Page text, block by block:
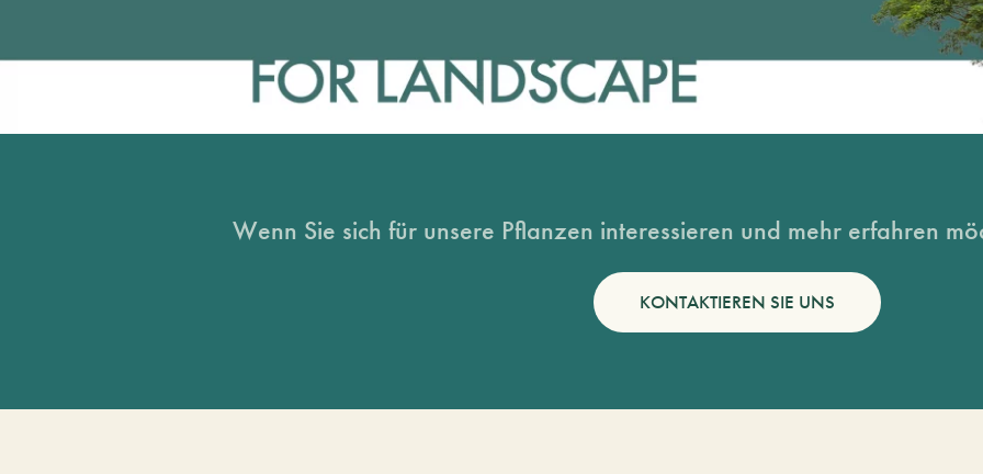
Wenn Sie sich für unsere Pflanzen interessieren und mehr erfahren
KONTAKTIEREN SIE UNS